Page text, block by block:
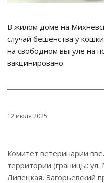
В жилом доме на
случай бешенства у
на свободном выгуле на
вакцинировано.
12 июля 2025
Комитет ветеринарии
территории (границы: ул.
Липецкая, Загорьевский